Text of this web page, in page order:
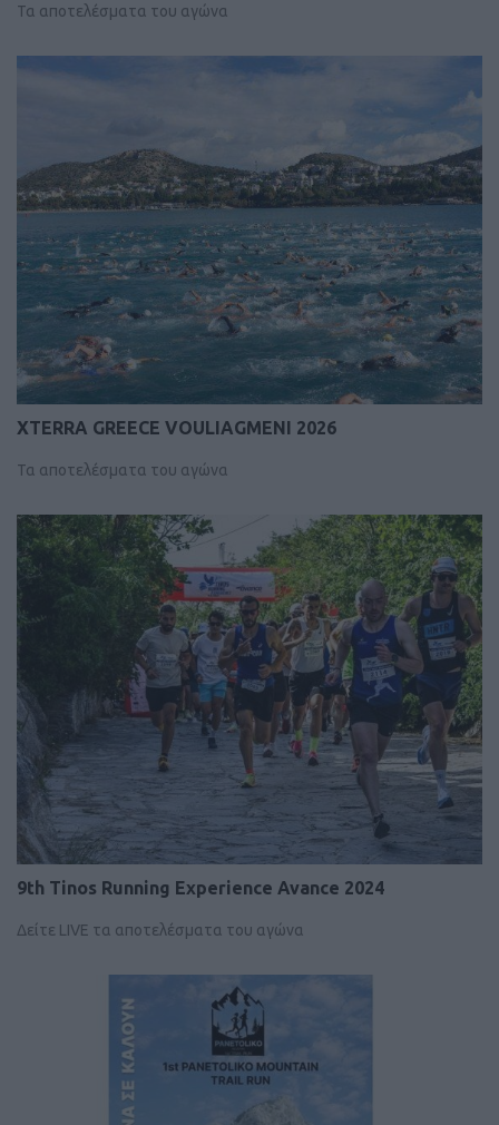
Τα αποτελέσματα του αγώνα
XTERRA GREECE VOULIAGMENI 2026
Τα αποτελέσματα του αγώνα
9th Tinos Running Experience Avance 2024
Δείτε LIVE τα αποτελέσματα του αγώνα